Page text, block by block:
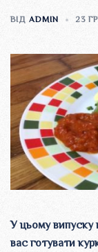
ВІД ADMIN 23
У цьому випуску
вас готувати